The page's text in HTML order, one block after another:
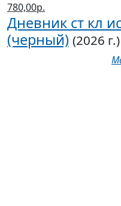
780,00р.
Дневник ст кл
(черный) (2026 г.)